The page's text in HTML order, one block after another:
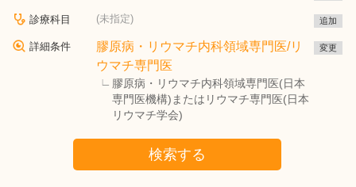
診療科目 (未指定) 追加
詳細条件
膠原病・リウマチ内科領域専門医/リ
ウマチ専門医
膠原病・リウマチ内科領域専門医(日本
専門医機構)またはリウマチ専門医(日本
リウマチ学会)
変更
検索する